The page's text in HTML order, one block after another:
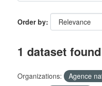
Order by
1 dataset found
Organizations:
Agence